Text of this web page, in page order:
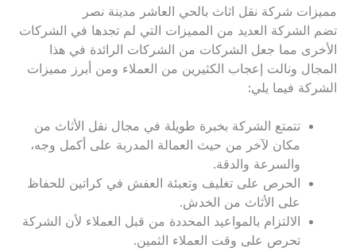
مميزات شركة نقل اثاث بالحي العاشر مدينة نصر
تضم الشركة العديد من المميزات التي لم تجدها في الشركات
الأخرى مما جعل الشركات من الشركات الرائدة في هذا
المجال ونالت إعجاب الكثيرين من العملاء ومن أبرز مميزات
الشركة فيما يلي:
تتمتع الشركة بخبرة طويلة في مجال نقل الأثاث من
مكان لآخر من حيث العمالة المدربة على أكمل وجه،
والسرعة والدقة.
الحرص على تغليف وتعبئة العفش في كراتين للحفاظ
على الأثاث من الخدش.
الالتزام بالمواعيد المحددة من قبل العملاء لأن الشركة
تحرص على وقت العملاء الثمين.